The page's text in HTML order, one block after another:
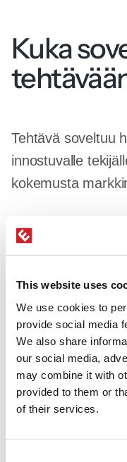
This website uses
We use cookies to
provide social media
We also share
our social media,
may combine it with
provided to them or
of their services.
Kuka
Tehtävä soveltuu
innostuvalle
kokemusta
Toivomme
Vähintään 1
kokemusta
Sujuva
Kokemusta
Taitoa tuottaa